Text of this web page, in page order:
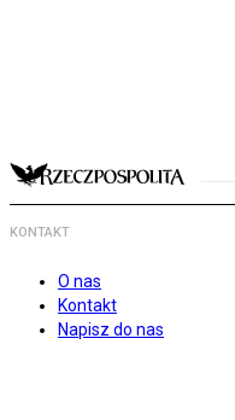
KONTAKT
O nas
Kontakt
Napisz do nas